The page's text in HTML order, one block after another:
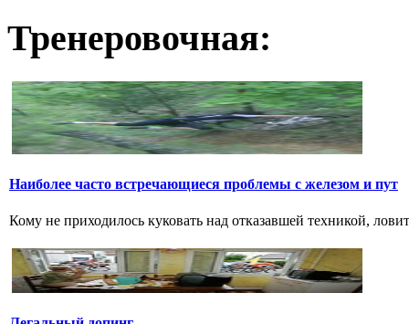
Тренеровочная:
Наиболее часто встречающиеся проблемы с железом и пут
Кому не приходилось куковать над отказавшей техникой,